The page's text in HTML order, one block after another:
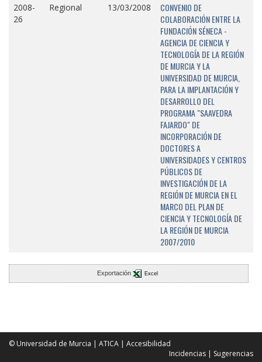
2008-
26
Regional 13/03/2008
CONVENIO DE
COLABORACIÓN ENTRE LA
FUNDACIÓN SÉNECA -
AGENCIA DE CIENCIA Y
TECNOLOGÍA DE LA REGIÓN
DE MURCIA Y LA
UNIVERSIDAD DE MURCIA,
PARA LA IMPLANTACIÓN Y
DESARROLLO DEL
PROGRAMA "SAAVEDRA
FAJARDO" DE
INCORPORACIÓN DE
DOCTORES A
UNIVERSIDADES Y CENTROS
PÚBLICOS DE
INVESTIGACIÓN DE LA
REGIÓN DE MURCIA EN EL
MARCO DEL PLAN DE
CIENCIA Y TECNOLOGÍA DE
LA REGIÓN DE MURCIA
2007/2010
Exportación Excel
© Universidad de Murcia | ATICA | Accesibilidad
Incidencias | Sugerencias